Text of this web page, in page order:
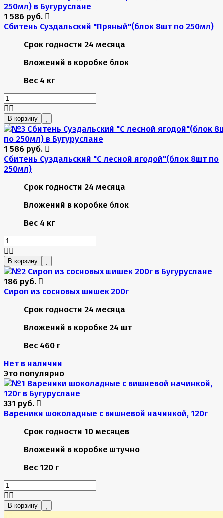
1 586 руб.
Сбитень Суздальский "Пряный"(блок 8шт по 250мл)
Срок годности 24 месяца
Вложений в коробке блок
Вес 4 кг
В корзину
1 586 руб.
Сбитень Суздальский "С лесной ягодой"(блок 8шт по
250мл)
Срок годности 24 месяца
Вложений в коробке блок
Вес 4 кг
В корзину
186 руб.
Сироп из сосновых шишек 200г
Срок годности 24 месяца
Вложений в коробке 24 шт
Вес 460 г
Нет в наличии
Это популярно
331 руб.
Вареники шоколадные с вишневой начинкой, 120г
Срок годности 10 месяцев
Вложений в коробке штучно
Вес 120 г
В корзину